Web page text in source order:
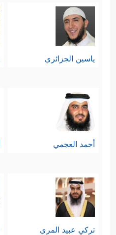
ياسين الجزائري
أحمد العجمي
تركي عبيد المري